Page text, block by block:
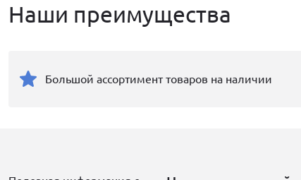
Наши преимущества
Большой ассортимент товаров на наличии